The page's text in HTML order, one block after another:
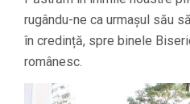
rugându-ne ca urmașul său
în credință, spre binele
românesc.